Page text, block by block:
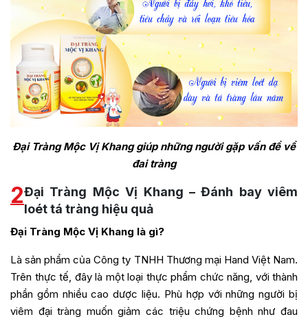
Đại Tràng Mộc Vị Khang giúp những người gặp vấn đề về
đai tràng
2Đại Tràng Mộc Vị Khang – Đánh bay viêm
loét tá tràng hiệu quả
Đại Tràng Mộc Vị Khang là gì?
Là sản phẩm của Công ty TNHH Thương mại Hand Việt Nam.
Trên thực tế, đây là một loại thực phẩm chức năng, với thành
phần gồm nhiều cao dược liệu. Phù hợp với những người bị
viêm đại tràng muốn giảm các triệu chứng bệnh như đau